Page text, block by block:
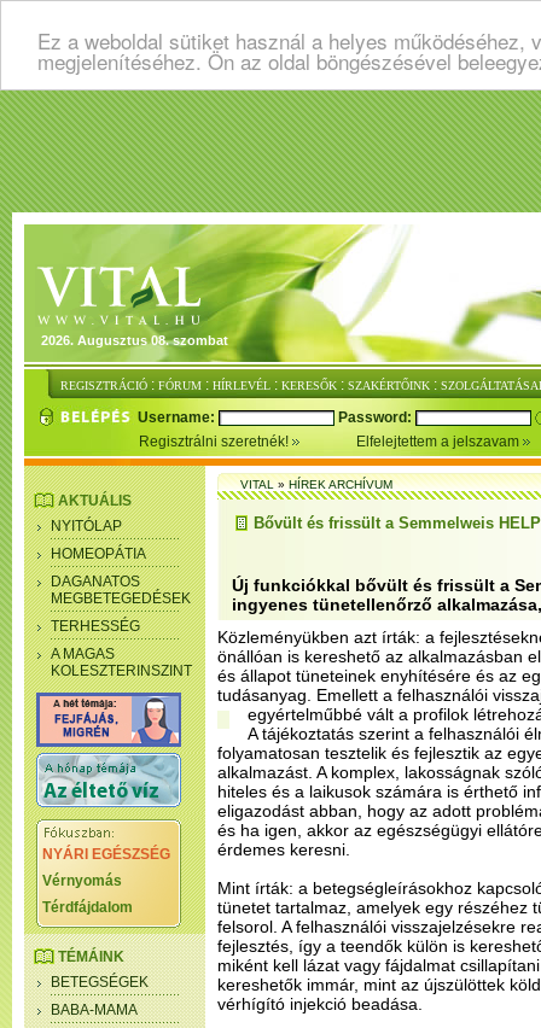
Ez a weboldal sütiket használ a helyes
megjelenítéséhez. Ön az oldal böngészésével
2026. Augusztus 08. szombat
REGISZTRÁCIÓ : FÓRUM : HÍRLEVÉL : KERESŐK : SZAKÉRTŐINK :
Username:
Password:
Regisztrálni szeretnék!
Elfelejtettem a jelszavam
AKTUÁLIS
NYITÓLAP
HOMEOPÁTIA
DAGANATOS
MEGBETEGEDÉSEK
TERHESSÉG
A MAGAS
KOLESZTERINSZINT
NYÁRI EGÉSZSÉG
Vérnyomás
Térdfájdalom
TÉMÁINK
BETEGSÉGEK
BABA-MAMA
VITAL»HÍREK ARCHÍVUM
Bővült és frissült a Semmelweis
Új funkciókkal bővült és frissült a
ingyenes tünetellenőrző
Közleményükben azt írták: a
önállóan is kereshető az alkalmazásban
és állapot tüneteinek enyhítésére és az
tudásanyag. Emellett a felhasználói
egyértelműbbé vált a profilok
A tájékoztatás szerint a felhasználói
folyamatosan tesztelik és fejlesztik az
alkalmazást. A komplex, lakosságnak
hiteles és a laikusok számára is érthető
eligazodást abban, hogy az adott
és ha igen, akkor az egészségügyi
érdemes keresni.
Mint írták: a betegségleírásokhoz
tünetet tartalmaz, amelyek egy részéhez
felsorol. A felhasználói visszajelzésekre
fejlesztés, így a teendők külön is
miként kell lázat vagy fájdalmat
kereshetők immár, mint az újszülöttek
vérhígító injekció beadása.